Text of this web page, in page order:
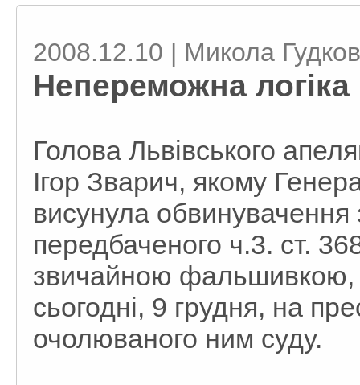
2008.12.10 | Микола
Непереможна
Голова Львівського
Ігор Зварич, якому
висунула
передбаченого ч.3. ст.
звичайною фальшивкою,
сьогодні, 9 грудня, на
очолюваного ним суду.